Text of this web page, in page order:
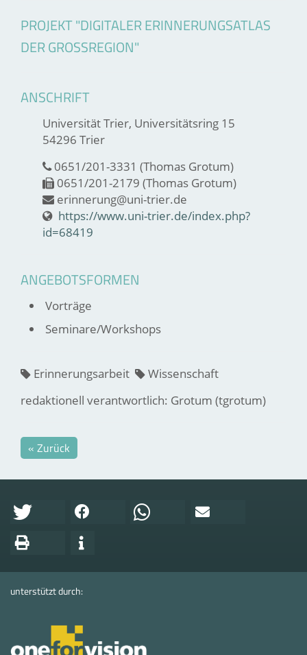
PROJEKT "DIGITALER ERINNERUNGSATLAS
DER GROSSREGION"
ANSCHRIFT
Universität Trier, Universitätsring 15
54296 Trier
0651/201-3331 (Thomas Grotum)
0651/201-2179 (Thomas Grotum)
erinnerung@uni-trier.de
https://www.uni-trier.de/index.php?
id=68419
ANGEBOTSFORMEN
Vorträge
Seminare/Workshops
Erinnerungsarbeit
Wissenschaft
redaktionell verantwortlich: Grotum (tgrotum)
« Zurück
unterstützt durch: